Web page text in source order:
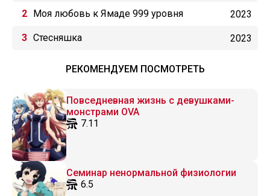
Моя любовь к Ямаде 999 уровня 2023
Стесняшка 2023
РЕКОМЕНДУЕМ ПОСМОТРЕТЬ
Повседневная жизнь с девушками-
монстрами OVA
7.11
Семинар ненормальной физиологии
6.5